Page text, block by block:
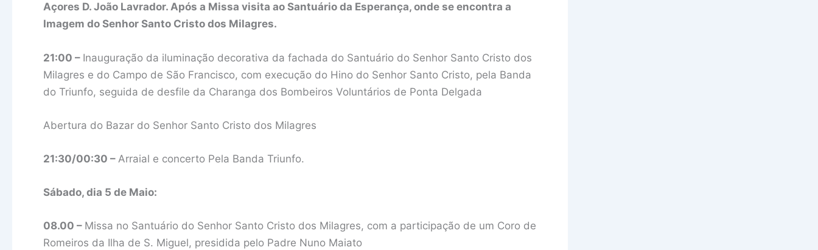
Açores D. João Lavrador. Após a Missa visita ao Santuário da Esperança, onde se encontra a
Imagem do Senhor Santo Cristo dos Milagres.
21:00 – Inauguração da iluminação decorativa da fachada do Santuário do Senhor Santo Cristo dos
Milagres e do Campo de São Francisco, com execução do Hino do Senhor Santo Cristo, pela Banda
do Triunfo, seguida de desfile da Charanga dos Bombeiros Voluntários de Ponta Delgada
Abertura do Bazar do Senhor Santo Cristo dos Milagres
21:30/00:30 – Arraial e concerto Pela Banda Triunfo.
Sábado, dia 5 de Maio:
08.00 – Missa no Santuário do Senhor Santo Cristo dos Milagres, com a participação de um Coro de
Romeiros da Ilha de S. Miguel, presidida pelo Padre Nuno Maiato